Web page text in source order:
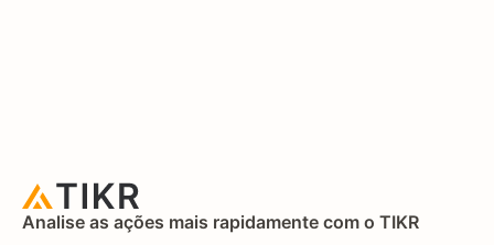
Analise as ações mais rapidamente com o TIKR